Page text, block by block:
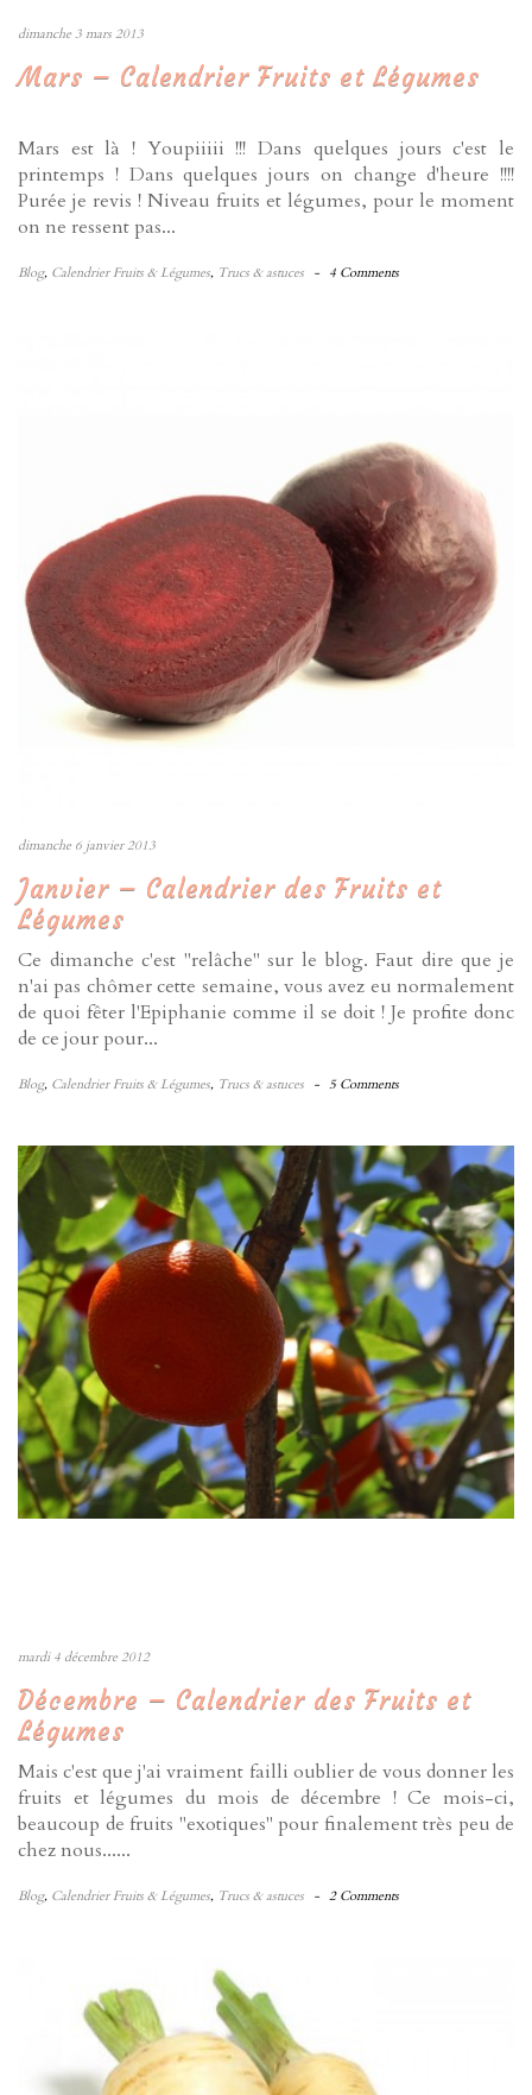
dimanche 3 mars 2013
Mars – Calendrier Fruits et Légumes
Mars est là ! Youpiiiii !!! Dans quelques jours c'est le
printemps ! Dans quelques jours on change d'heure !!!!
Purée je revis ! Niveau fruits et légumes, pour le moment
on ne ressent pas...
Blog, Calendrier Fruits & Légumes, Trucs & astuces - 4 Comments
dimanche 6 janvier 2013
Janvier – Calendrier des Fruits et
Légumes
Ce dimanche c'est "relâche" sur le blog. Faut dire que je
n'ai pas chômer cette semaine, vous avez eu normalement
de quoi fêter l'Epiphanie comme il se doit ! Je profite donc
de ce jour pour...
Blog, Calendrier Fruits & Légumes, Trucs & astuces - 5 Comments
mardi 4 décembre 2012
Décembre – Calendrier des Fruits et
Légumes
Mais c'est que j'ai vraiment failli oublier de vous donner les
fruits et légumes du mois de décembre ! Ce mois-ci,
beaucoup de fruits "exotiques" pour finalement très peu de
chez nous......
Blog, Calendrier Fruits & Légumes, Trucs & astuces - 2 Comments